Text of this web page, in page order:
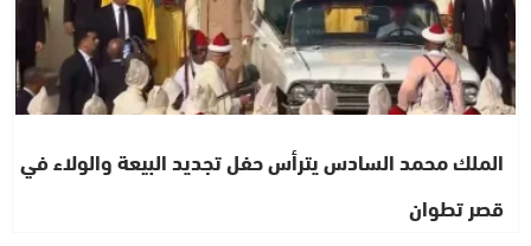
الملك محمد السادس يترأس حفل تجديد البيعة والولاء في
قصر تطوان